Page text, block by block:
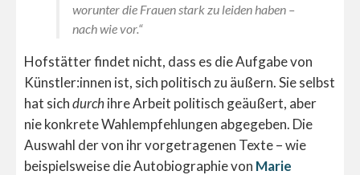
worunter die Frauen stark zu leiden haben –
nach wie vor.“
Hofstätter findet nicht, dass es die Aufgabe von
Künstler:innen ist, sich politisch zu äußern. Sie selbst
hat sichdurchihre Arbeit politisch geäußert, aber
nie konkrete Wahlempfehlungen abgegeben. Die
Auswahl der von ihr vorgetragenen Texte – wie
beispielsweise die Autobiographie von Marie